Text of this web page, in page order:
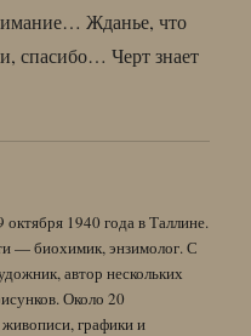
Жданье, что
спасибо… Черт знает
1940 года в Таллине.
— биохимик, энзимолог. С
автор нескольких
Около 20
графики и